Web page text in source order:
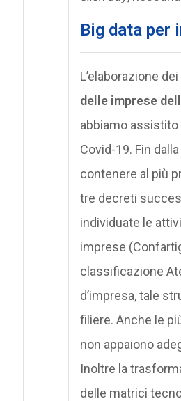
Big data per
L’elaborazione
delle imprese
abbiamo
Covid-19. Fin
contenere al più
tre decreti
individuate le
imprese
classificazione
d’impresa, tale
filiere. Anche le
non appaiono
Inoltre la
delle matrici